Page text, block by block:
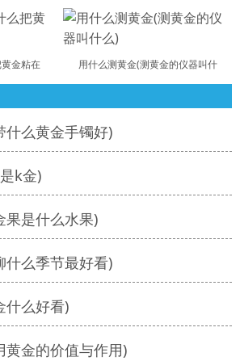
金粘在 用什么测黄金(测黄金的仪器叫什
什么黄金手镯好)
k金)
果是什么水果)
什么季节最好看)
什么好看)
黄金的价值与作用)